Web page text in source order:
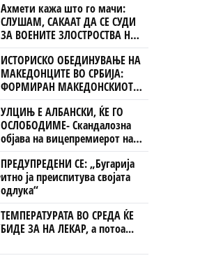
Ахмети кажа што го мачи:
СЛУШАМ, САКААТ ДА СЕ СУДИ
ЗА ВОЕНИТЕ ЗЛОСТРОСТВА НА
УЧК...
ИСТОРИСКО ОБЕДИНУВАЊЕ НА
МАКЕДОНЦИТЕ ВО СРБИЈА:
ФОРМИРАН МАКЕДОНСКИОТ
НАЦИОНАЛЕН СОЈУЗ
УЛЦИЊ Е АЛБАНСКИ, ЌЕ ГО
ОСЛОБОДИМЕ- Скандалозна
објава на вицепремиерот на
Црна Гора
ПРЕДУПРЕДЕНИ СЕ: „Бугарија
итно ја преиспитува својата
одлука“
ТЕМПЕРАТУРАТА ВО СРЕДА ЌЕ
БИДЕ ЗА НА ЛЕКАР, а потоа...